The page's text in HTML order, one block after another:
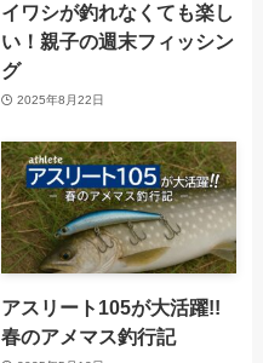
イワシが釣れなくても楽し
い！親子の週末フィッシン
グ
2025年8月22日
アスリート105が大活躍!!
春のアメマス釣行記